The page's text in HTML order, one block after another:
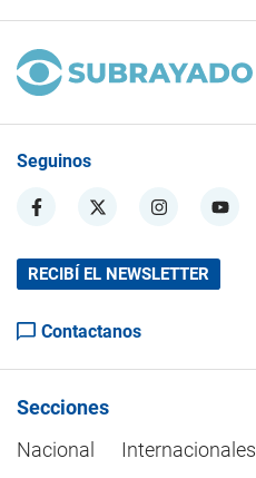
Seguinos
RECIBÍ EL NEWSLETTER
Contactanos
Secciones
Nacional
Internacionales